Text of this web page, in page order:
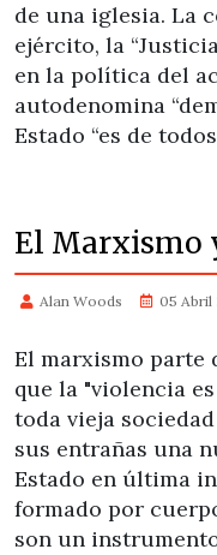
de una iglesia. La
ejército, la
en la política del
autodenomina
Estado “es de
El Marxismo
Alan Woods 05 Abril
El marxismo parte
que la "violencia
toda vieja
sus entrañas una
Estado en última
formado por
son un